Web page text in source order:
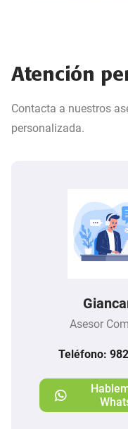
Atención
Contacta a nuestros
personalizada.
Asesor
Teléfono: